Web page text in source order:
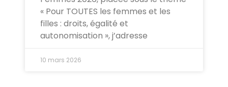
« Pour TOUTES les femmes et les
filles : droits, égalité et
autonomisation », j’adresse
10 mars 2026